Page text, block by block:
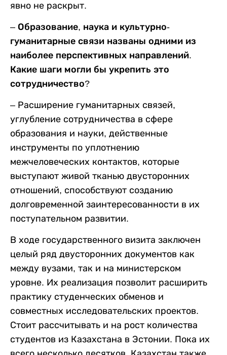
явно не раскрыт.
– Образование, наука и культурно-
гуманитарные связи названы одними из
наиболее перспективных направлений.
Какие шаги могли бы укрепить это
сотрудничество?
– Расширение гуманитарных связей,
углубление сотрудничества в сфере
образования и науки, действенные
инструменты по уплотнению
межчеловеческих контактов, которые
выступают живой тканью двусторонних
отношений, способствуют созданию
долговременной заинтересованности в их
поступательном развитии.
В ходе государственного визита заключен
целый ряд двусторонних документов как
между вузами, так и на министерском
уровне. Их реализация позволит расширить
практику студенческих обменов и
совместных исследовательских проектов.
Стоит рассчитывать и на рост количества
студентов из Казахстана в Эстонии. Пока их